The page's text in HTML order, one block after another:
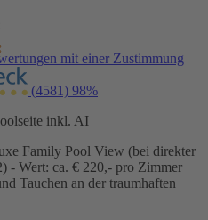
mit einer Zustimmung
(4581) 98%
inkl. AI
Family Pool View (bei direkter
- Wert: ca. € 220,- pro Zimmer
Tauchen an der traumhaften